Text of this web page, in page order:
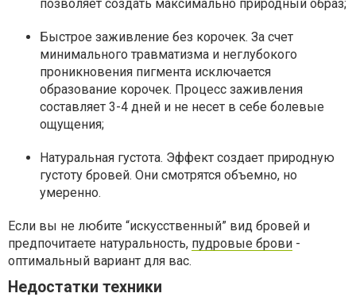
позволяет создать максимально природный образ;
Быстрое заживление без корочек. За счет
минимального травматизма и неглубокого
проникновения пигмента исключается
образование корочек. Процесс заживления
составляет 3-4 дней и не несет в себе болевые
ощущения;
Натуральная густота. Эффект создает природную
густоту бровей. Они смотрятся объемно, но
умеренно.
Если вы не любите “искусственный” вид бровей и
предпочитаете натуральность, пудровые брови -
оптимальный вариант для вас.
Недостатки техники